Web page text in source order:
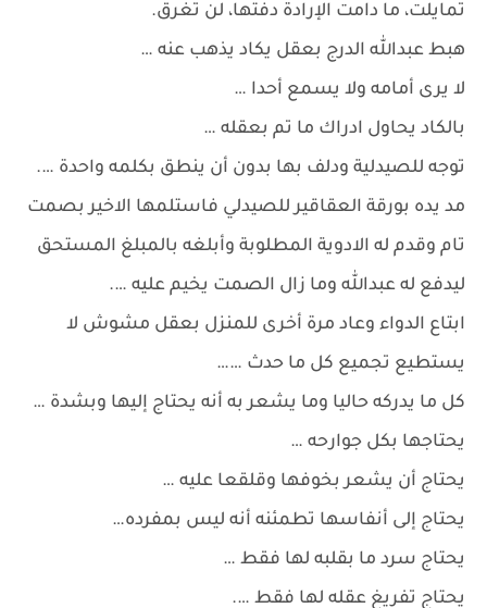
تمايلت، ما دامت الإرادة دفتها، لن تغرق.
هبط عبدالله الدرج بعقل يكاد يذهب عنه …
لا يرى أمامه ولا يسمع أحدا …
بالكاد يحاول ادراك ما تم بعقله …
توجه للصيدلية ودلف بها بدون أن ينطق بكلمه واحدة ….
مد يده بورقة العقاقير للصيدلي فاستلمها الاخير بصمت
تام وقدم له الادوية المطلوبة وأبلغه بالمبلغ المستحق
ليدفع له عبدالله وما زال الصمت يخيم عليه ….
ابتاع الدواء وعاد مرة أخرى للمنزل بعقل مشوش لا
يستطيع تجميع كل ما حدث ……
كل ما يدركه حاليا وما يشعر به أنه يحتاج إليها وبشدة …
يحتاجها بكل جوارحه …
يحتاج أن يشعر بخوفها وقلقعا عليه …
يحتاج إلى أنفاسها تطمئنه أنه ليس بمفرده…
يحتاج سرد ما بقلبه لها فقط …
يحتاج تفريغ عقله لها فقط ….